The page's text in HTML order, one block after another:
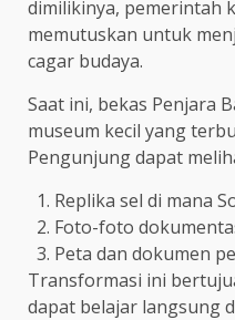
dimilikinya, pemerintah
memutuskan untuk
cagar budaya.
Saat ini, bekas Penjara
museum kecil yang
Pengunjung dapat
Replika sel di mana
Foto-foto
Peta dan dokumen
Transformasi ini
dapat belajar langsung